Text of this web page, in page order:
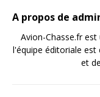
A propos de
Avion-Chasse.fr
l'équipe éditoriale
et